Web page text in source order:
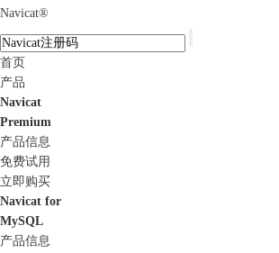
Navicat®
首页
产品
Navicat
Premium
产品信息
免费试用
立即购买
Navicat for
MySQL
产品信息